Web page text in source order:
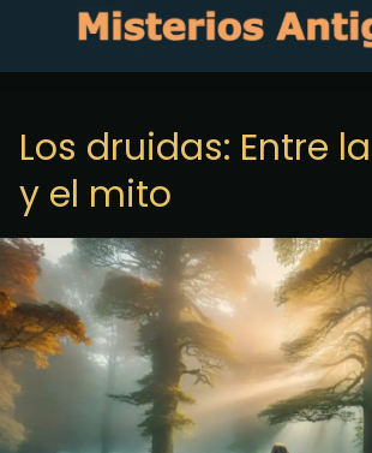
Los druidas: Entre
y el mito